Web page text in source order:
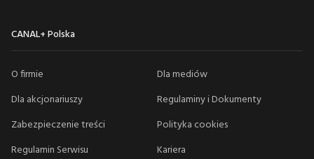
CANAL+ Polska
O firmie
Dla mediów
Dla akcjonariuszy
Regulaminy i Dokumenty
Zabezpieczenie treści
Polityka cookies
Regulamin Serwisu
Kariera